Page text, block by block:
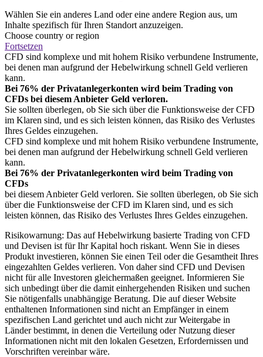
Wählen Sie ein anderes Land oder eine andere Region aus, um
Inhalte spezifisch für Ihren Standort anzuzeigen.
Choose country or region
Fortsetzen
CFD sind komplexe und mit hohem Risiko verbundene Instrumente,
bei denen man aufgrund der Hebelwirkung schnell Geld verlieren
kann.
Bei 76% der Privatanlegerkonten wird beim Trading von
CFDs bei diesem Anbieter Geld verloren.
Sie sollten überlegen, ob Sie sich über die Funktionsweise der CFD
im Klaren sind, und es sich leisten können, das Risiko des Verlustes
Ihres Geldes einzugehen.
CFD sind komplexe und mit hohem Risiko verbundene Instrumente,
bei denen man aufgrund der Hebelwirkung schnell Geld verlieren
kann.
Bei 76% der Privatanlegerkonten wird beim Trading von
CFDs
bei diesem Anbieter Geld verloren. Sie sollten überlegen, ob Sie sich
über die Funktionsweise der CFD im Klaren sind, und es sich
leisten können, das Risiko des Verlustes Ihres Geldes einzugehen.
Risikowarnung: Das auf Hebelwirkung basierte Trading von CFD
und Devisen ist für Ihr Kapital hoch riskant. Wenn Sie in dieses
Produkt investieren, können Sie einen Teil oder die Gesamtheit Ihres
eingezahlten Geldes verlieren. Von daher sind CFD und Devisen
nicht für alle Investoren gleichermaßen geeignet. Informieren Sie
sich unbedingt über die damit einhergehenden Risiken und suchen
Sie nötigenfalls unabhängige Beratung. Die auf dieser Website
enthaltenen Informationen sind nicht an Empfänger in einem
spezifischen Land gerichtet und auch nicht zur Weitergabe in
Länder bestimmt, in denen die Verteilung oder Nutzung dieser
Informationen nicht mit den lokalen Gesetzen, Erfordernissen und
Vorschriften vereinbar wäre.